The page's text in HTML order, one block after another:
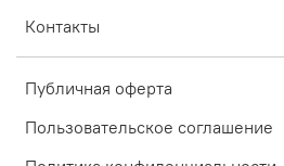
Контакты
Публичная оферта
Пользовательское соглашение